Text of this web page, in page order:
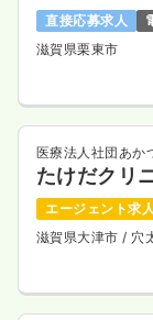
直接応募求人
滋賀県栗東市
医療法人社団あか
たけだクリ
エージェント求人
滋賀県大津市/ 穴